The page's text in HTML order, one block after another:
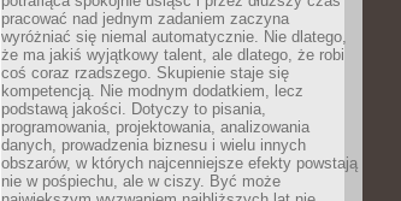
pracować nad jednym zadaniem zaczyna
wyróżniać się niemal automatycznie. Nie dlatego,
że ma jakiś wyjątkowy talent, ale dlatego, że robi
coś coraz rzadszego. Skupienie staje się
kompetencją. Nie modnym dodatkiem, lecz
podstawą jakości. Dotyczy to pisania,
programowania, projektowania, analizowania
danych, prowadzenia biznesu i wielu innych
obszarów, w których najcenniejsze efekty powstają
nie w pośpiechu, ale w ciszy. Być może